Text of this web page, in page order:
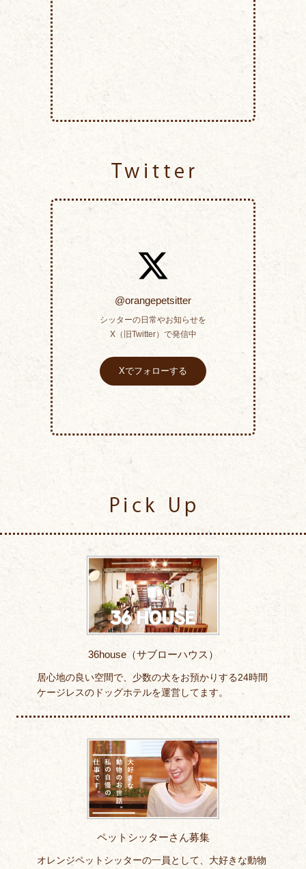
@orangepetsitter
シッターの日常やお知らせを
X（旧Twitter）で発信中
Xでフォローする
36house（サブローハウス）
居心地の良い空間で、少数の犬をお預かりする24時間
ケージレスのドッグホテルを運営してます。
ペットシッターさん募集
オレンジペットシッターの一員として、大好きな動物